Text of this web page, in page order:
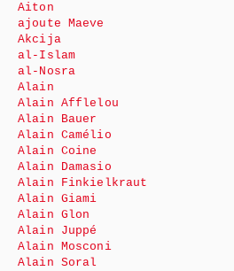
Aiton
ajoute Maeve
Akcija
al-Islam
al-Nosra
Alain
Alain Afflelou
Alain Bauer
Alain Camélio
Alain Coine
Alain Damasio
Alain Finkielkraut
Alain Giami
Alain Glon
Alain Juppé
Alain Mosconi
Alain Soral